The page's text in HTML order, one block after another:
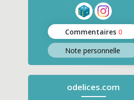
Commentaires 0
Note personnelle
odelices.com